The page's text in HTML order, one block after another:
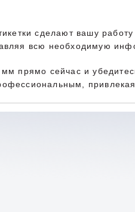
сделают вашу
всю необходимую
прямо сейчас и